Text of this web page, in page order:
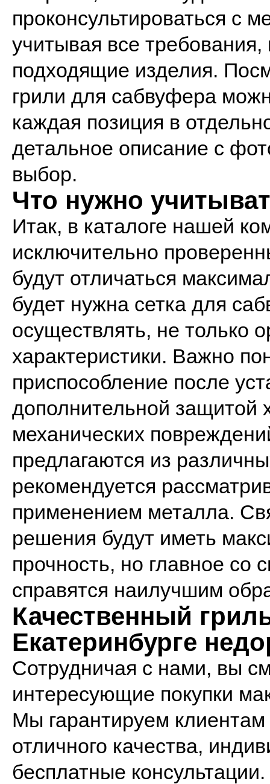
проконсультироваться с
учитывая все
подходящие изделия.
грили для сабвуфера
каждая позиция в
детальное описание с
выбор.
Что нужно
Итак, в каталоге нашей
исключительно
будут отличаться
будет нужна сетка для
осуществлять, не только
характеристики. Важно
приспособление после
дополнительной защитой
механических
предлагаются из
рекомендуется
применением металла.
решения будут иметь
прочность, но главное
справятся наилучшим
Качественный
Екатеринбурге
Сотрудничая с нами, вы
интересующие покупки
Мы гарантируем
отличного качества,
бесплатные